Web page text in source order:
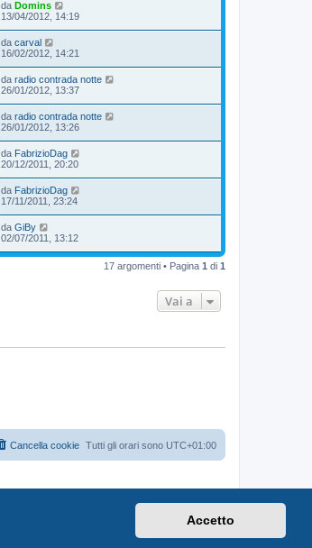
Accetto
da Domins
13/04/2012, 14:19
da carval
16/02/2012, 14:21
da radio contrada notte
26/01/2012, 13:37
da radio contrada notte
26/01/2012, 13:26
da FabrizioDag
20/12/2011, 20:20
da FabrizioDag
17/11/2011, 23:24
da GiBy
02/07/2011, 13:12
17 argomenti • Pagina 1 di 1
Vai a
Tutti gli orari sono UTC+01:00
Cancella cookie